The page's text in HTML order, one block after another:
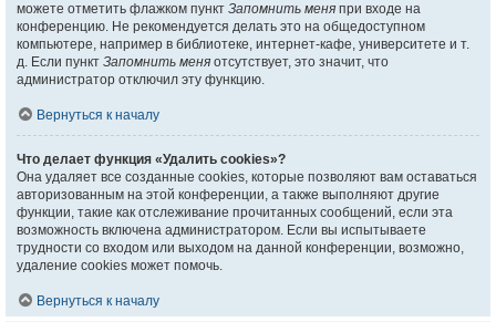
можете отметить флажком пункт Запомнить меня при входе на
конференцию. Не рекомендуется делать это на общедоступном
компьютере, например в библиотеке, интернет-кафе, университете и т.
д. Если пункт Запомнить меня отсутствует, это значит, что
администратор отключил эту функцию.
Вернуться к началу
Что делает функция «Удалить cookies»?
Она удаляет все созданные cookies, которые позволяют вам оставаться
авторизованным на этой конференции, а также выполняют другие
функции, такие как отслеживание прочитанных сообщений, если эта
возможность включена администратором. Если вы испытываете
трудности со входом или выходом на данной конференции, возможно,
удаление cookies может помочь.
Вернуться к началу